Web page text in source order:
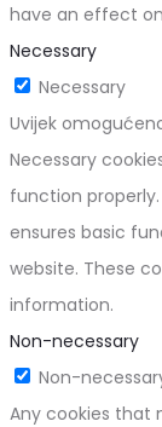
have an effect
Necessary
Necessary
Uvijek
Necessary
function
ensures basic
website. These
information.
Non-necessary
Non-
Any cookies that